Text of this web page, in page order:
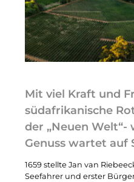
Mit viel Kraft und
südafrikanische
der „Neuen
Genuss wartet auf
1659 stellte Jan van
Seefahrer und erster